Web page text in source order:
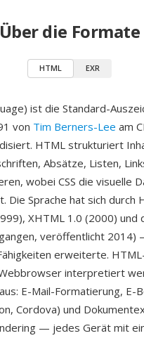
Über die Formate
HTML EXR
ist die Standard-
von Tim Berners-Lee am
HTML strukturiert
Absätze, Listen,
wobei CSS die visuelle
Die Sprache hat sich
XHTML 1.0 (2000) und
veröffentlicht
erweiterte.
interpretiert
E-Mail-Formatierung, E-
Cordova) und
— jedes Gerät mit